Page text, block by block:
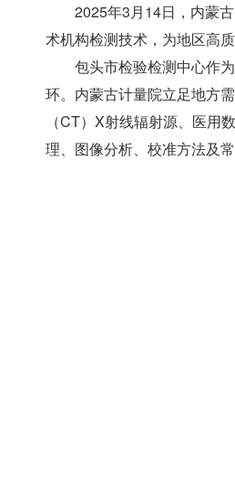
2025年3月14日，内蒙
术机构检测技术，为地区高
包头市检验检测中心作
环。内蒙古计量院立足地方
（CT）X射线辐射源、医
理、图像分析、校准方法及